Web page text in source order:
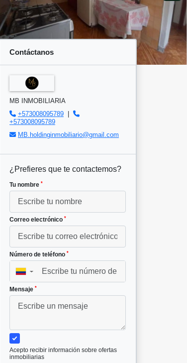
Contáctanos
MB INMOBILIARIA
+573008095789
+573008095789
MB.holdinginmobiliario@gmail.com
¿Prefieres que te contactemos?
Tu nombre *
Correo electrónico *
Número de teléfono *
▼
Mensaje *
Acepto recibir información sobre ofertas
inmobiliarias